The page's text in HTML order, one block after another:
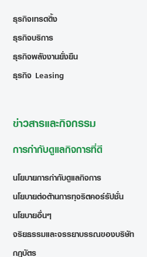
ธุรกิจเทรดดิ้ง
ธุรกิจบริการ
ธุรกิจพลังงานยั่งยืน
ธุรกิจ Leasing
ข่าวสารและกิจกรรม
การกำกับดูแลกิจการที่ดี
นโยบายการกำกับดูแลกิจการ
นโยบายต่อต้านการทุจริตคอร์รัปชั่น
นโยบายอื่นๆ
จริยธรรมและจรรยาบรรณของบริษัท
กฎบัตร